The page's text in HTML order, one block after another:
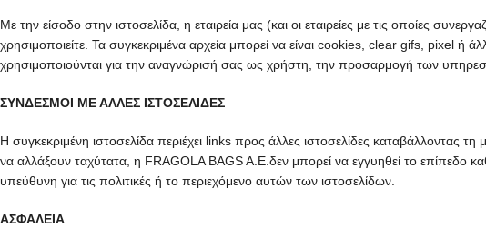
Με την είσοδο στην ιστοσελίδα, η εταιρεία μας (και οι εταιρείες με τις οποίες
χρησιμοποιείτε. Τα συγκεκριμένα αρχεία μπορεί να είναι cookies, clear gifs, pixel ή
χρησιμοποιούνται για την αναγνώρισή σας ως χρήστη, την προσαρμογή των
ΣΥΝΔΕΣΜΟΙ ΜΕ ΑΛΛΕΣ ΙΣΤΟΣΕΛΙΔΕΣ
Η συγκεκριμένη ιστοσελίδα περιέχει links προς άλλες ιστοσελίδες καταβάλλοντας
να αλλάξουν ταχύτατα, η FRAGOLA BAGS A.E.δεν μπορεί να εγγυηθεί το επίπεδο
υπεύθυνη για τις πολιτικές ή το περιεχόμενο αυτών των ιστοσελίδων.
ΑΣΦΑΛΕΙΑ